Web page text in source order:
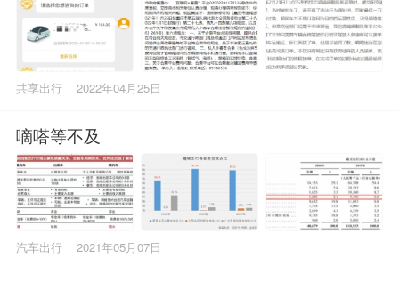
共享出行 2022年04月25日
嘀嗒等不及
汽车出行 2021年05月07日